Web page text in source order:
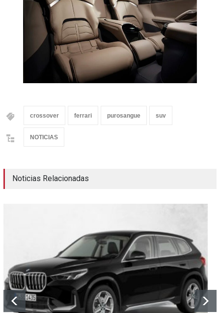
crossover ferrari purosangue suv
NOTICIAS
Noticias Relacionadas